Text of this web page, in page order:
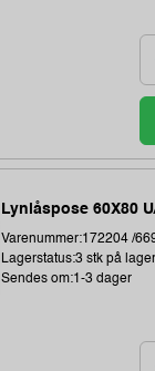
Lynlåspose 60X80
Varenummer:172204 /
Lagerstatus:3 stk på
Sendes om:1-3 dager